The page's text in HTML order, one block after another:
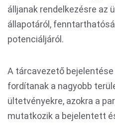
álljanak rendelkezésre az
állapotáról,
potenciáljáról.
A tárcavezető
fordítanak a nagyobb
ültetvényekre, azokra a
mutatkozik a bejelentett